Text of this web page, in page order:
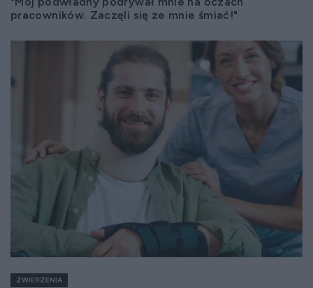
pracowników. Zaczęli się ze mnie śmiać!"
ZWIERZENIA